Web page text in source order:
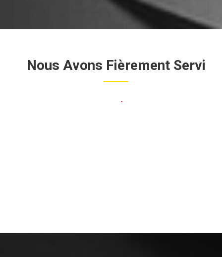
Nous Avons Fièrement Servi